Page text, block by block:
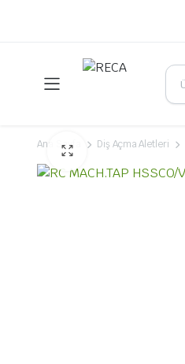
Ana Sayfa Diş Açma Aletleri